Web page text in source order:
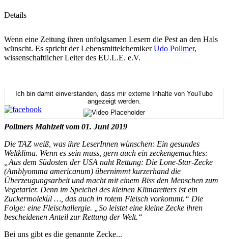
Details
Wenn eine Zeitung ihren unfolgsamen Lesern die Pest an den Hals
wünscht. Es spricht der LebensmittelchemikerUdo Pollmer,
wissenschaftlicher Leiter des EU.L.E. e.V.
Ich bin damit einverstanden, dass mir externe Inhalte von YouTube
angezeigt werden.
Pollmers Mahlzeit vom 01. Juni 2019
Die TAZ weiß, was ihre LeserInnen wünschen: Ein gesundes
Weltklima. Wenn es sein muss, gern auch ein zeckengemachtes:
„Aus dem Südosten der USA naht Rettung: Die Lone-Star-Zecke
(Amblyomma americanum) übernimmt kurzerhand die
Überzeugungsarbeit und macht mit einem Biss den Menschen zum
Vegetarier. Denn im Speichel des kleinen Klimaretters ist ein
Zuckermolekül …, das auch in rotem Fleisch vorkommt.“ Die
Folge: eine Fleischallergie. „So leistet eine kleine Zecke ihren
bescheidenen Anteil zur Rettung der Welt.“
Bei uns gibt es die genannte Zecke...